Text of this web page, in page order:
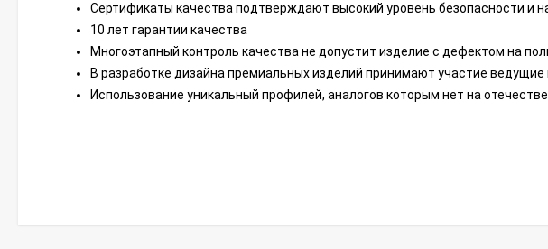
Сертификаты качества подтверждают высокий уровень безопасности и
10 лет гарантии качества
Многоэтапный контроль качества не допустит изделие с дефектом на
В разработке дизайна премиальных изделий принимают участие
Использование уникальный профилей, аналогов которым нет на